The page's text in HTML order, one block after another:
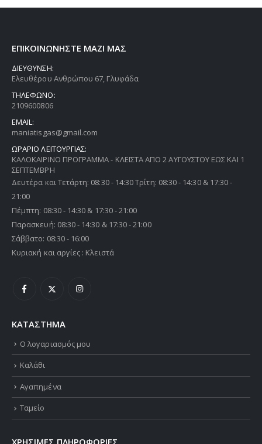
ΕΠΙΚΟΙΝΩΝΗΣΤΕ ΜΑΖΙ ΜΑΣ
ΔΙΕΥΘΥΝΣΗ:
Ελευθέρου Ανθρώπου 67, Γλυφάδα
ΤΗΛΕΦΩΝΟ:
2109600806
EMAIL:
maniatisgas@gmail.com
ΩΡΑΡΙΟ ΛΕΙΤΟΥΡΓΙΑΣ:
ΚΑΛΟΚΑΙΡΙΝΟ ΠΡΟΓΡΑΜΜΑ - ΚΛΕΙΣΤΑ ΑΠΟ 2 ΑΥΓΟΥΣΤΟΥ ΕΩΣ ΚΑΙ 1
ΣΕΠΤΕΜΒΡΗ
Δευτέρα και Τετάρτη: 08:30 - 14:30 Τρίτη: 08:30 - 14:30 & 17:30 -
21:00
Πέμπτη: 08:30 - 14:30 & 17:30 - 21:00
Παρασκευή: 08:30 - 14:30 & 17:30 - 21:00
Σάββατο: 08:30 - 16:00
Κυριακή και αργίες : Κλειστά
ΚΑΤΑΣΤΗΜΑ
Ο λογαριασμός μου
Καλάθι
Αγαπημένα
Ταμείο
ΧΡΗΣΙΜΕΣ ΠΛΗΡΟΦΟΡΙΕΣ